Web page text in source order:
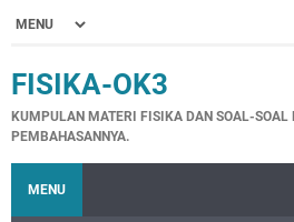
FISIKA-OK3
KUMPULAN MATERI FISIKA DAN SOAL-
PEMBAHASANNYA.
MENU